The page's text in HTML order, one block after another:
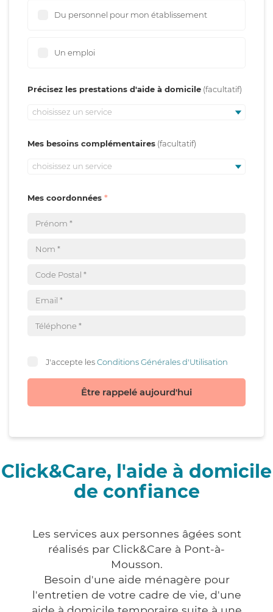
Du personnel pour mon établissement
Un emploi
Précisez les prestations d'aide à domicile
choisissez un service
Mes besoins complémentaires
choisissez un service
Mes coordonnées
J'accepte lesConditions Générales d'Utilisation
Être rappelé aujourd'hui
Click&Care, l'aide à domicile
de confiance
Les services aux personnes âgées sont
réalisés par Click&Care à Pont-à-
Mousson.
Besoin d'une aide ménagère pour
l'entretien de votre cadre de vie, d'une